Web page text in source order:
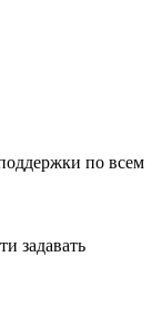
по всем
задавать